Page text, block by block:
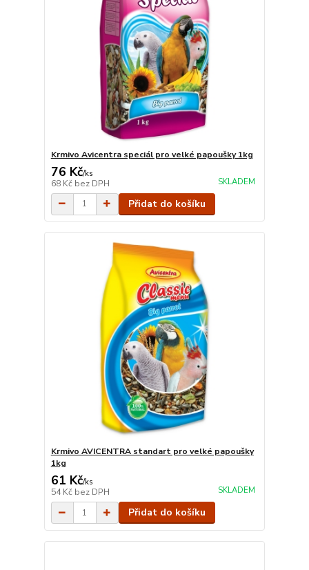
Krmivo Avicentra speciál pro velké papoušky 1kg
76 Kč/ks
68 Kč bez DPH SKLADEM
Přidat do košíku
Krmivo AVICENTRA standart pro velké papoušky
1kg
61 Kč/ks
54 Kč bez DPH SKLADEM
Přidat do košíku